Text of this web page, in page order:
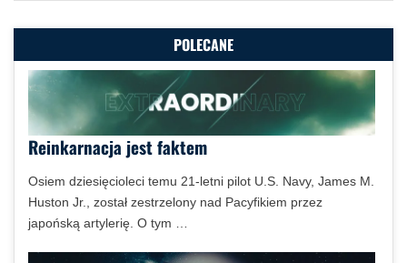
POLECANE
Reinkarnacja jest faktem
Osiem dziesięcioleci temu 21-letni pilot U.S. Navy, James M.
Huston Jr., został zestrzelony nad Pacyfikiem przez
japońską artylerię. O tym …